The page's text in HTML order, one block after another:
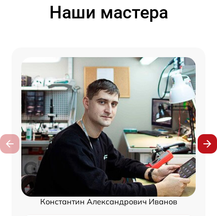
Наши мастера
Константин Александрович Иванов